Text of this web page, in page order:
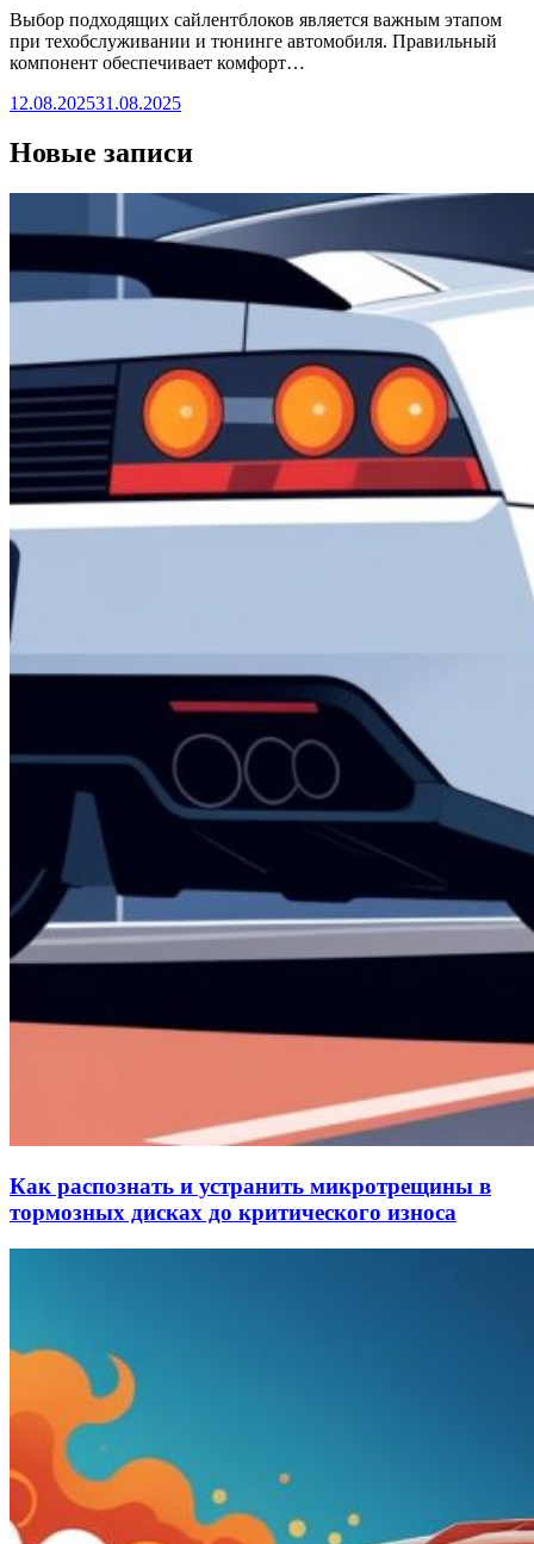
Выбор подходящих сайлентблоков является важным этапом
при техобслуживании и тюнинге автомобиля. Правильный
компонент обеспечивает комфорт…
12.08.202531.08.2025
Новые записи
Как распознать и устранить микротрещины в
тормозных дисках до критического износа